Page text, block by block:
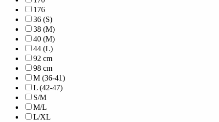
176
36 (S)
38 (M)
40 (M)
44 (L)
92 cm
98 cm
M (36-41)
L (42-47)
S/M
M/L
L/XL